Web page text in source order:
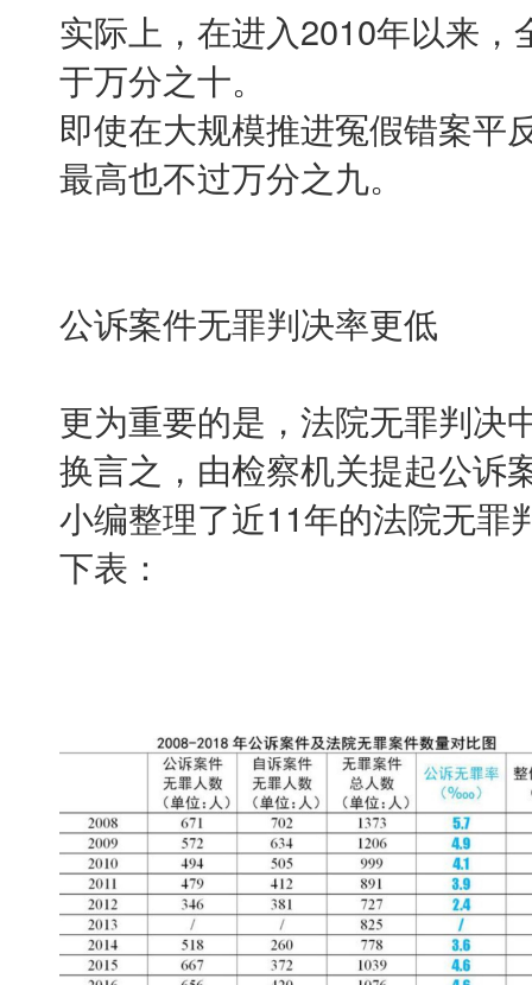
实际上，在进入2010年以来
于万分之十。
即使在大规模推进冤假错案平
最高也不过万分之九。
公诉案件无罪判决率更低
更为重要的是，法院无罪判决
换言之，由检察机关提起公诉
小编整理了近11年的法院无罪
下表：